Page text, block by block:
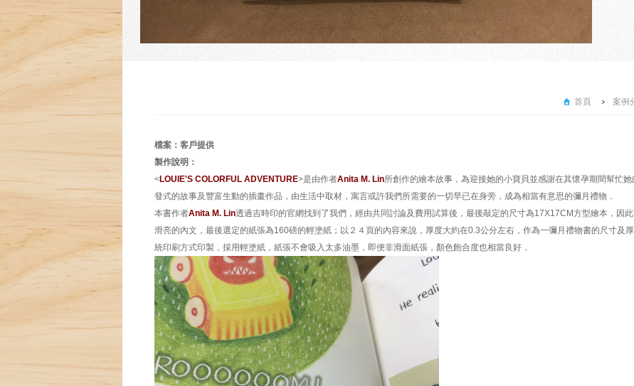
案例
首頁
檔案：客戶提供
製作說明：
<LOUIE'S COLORFUL ADVENTURE>是由作者Anita M. Lin所創作的繪本故事，為迎接她的小寶貝並感謝在其懷孕期間幫忙
發式的故事及豐富生動的插畫作品，由生活中取材，寓言或許我們所需要的一切早已在身旁，成為相當有意思的彌月禮物．
本書作者Anita M. Lin透過吉時印的官網找到了我們，經由共同討論及費用試算後，最後敲定的尺寸為17X17CM方型繪本，因
滑亮的內文，最後選定的紙張為160磅的輕塗紙；以２４頁的內容來說，厚度大約在0.3公分左右，作為一彌月禮物書的尺寸及
統印刷方式印製，採用輕塗紙，紙張不會吸入太多油墨，即便非滑面紙張，顏色飽合度也相當良好．